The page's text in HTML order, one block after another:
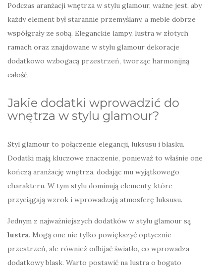
Podczas aranżacji wnętrza w stylu glamour, ważne jest, aby
każdy element był starannie przemyślany, a meble dobrze
współgrały ze sobą. Eleganckie lampy, lustra w złotych
ramach oraz znajdowane w stylu glamour dekoracje
dodatkowo wzbogacą przestrzeń, tworząc harmonijną
całość.
Jakie dodatki wprowadzić do
wnętrza w stylu glamour?
Styl glamour to połączenie elegancji, luksusu i blasku.
Dodatki mają kluczowe znaczenie, ponieważ to właśnie one
kończą aranżację wnętrza, dodając mu wyjątkowego
charakteru. W tym stylu dominują elementy, które
przyciągają wzrok i wprowadzają atmosferę luksusu.
Jednym z najważniejszych dodatków w stylu glamour są
lustra. Mogą one nie tylko powiększyć optycznie
przestrzeń, ale również odbijać światło, co wprowadza
dodatkowy blask. Warto postawić na lustra o bogato